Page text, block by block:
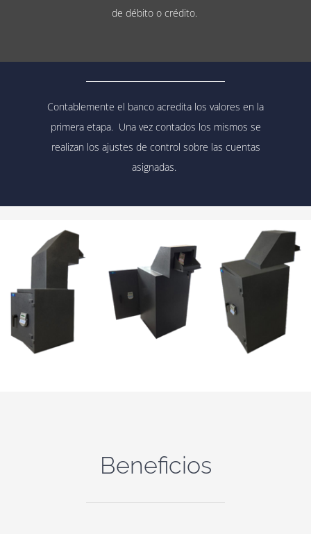
de débito o crédito.
Contablemente el banco acredita los valores en la
primera etapa. Una vez contados los mismos se
realizan los ajustes de control sobre las cuentas
asignadas.
Beneficios